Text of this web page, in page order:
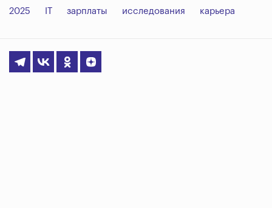
2025 зарплаты исследования карьера